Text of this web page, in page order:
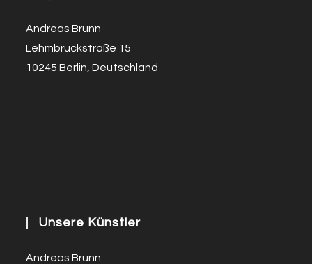
Andreas Brunn
Lehmbruckstraße 15
10245 Berlin, Deutschland
Unsere Künstler
Andreas Brunn